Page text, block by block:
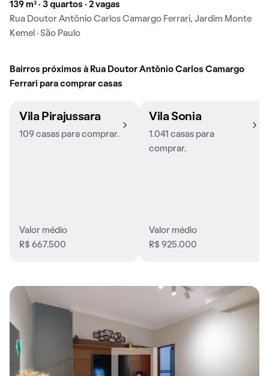
139 m² · 3 quartos · 2 vagas
Rua Doutor Antônio Carlos Camargo Ferrari, Jardim Monte
Kemel · São Paulo
Bairros próximos à Rua Doutor Antônio Carlos Camargo
Ferrari para comprar casas
Vila Pirajussara
109 casas para comprar.
Valor médio
R$ 667.500
Vila Sonia
1.041 casas para
comprar.
Valor médio
R$ 925.000